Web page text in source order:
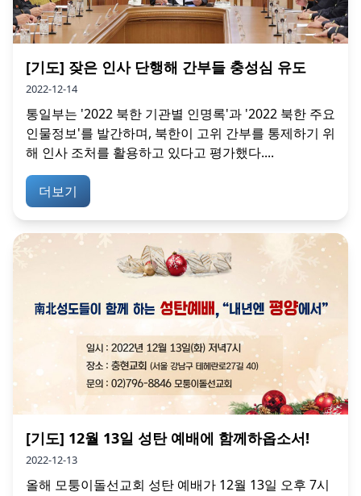
[기도] 잦은 인사 단행해 간부들 충성심 유도
2022-12-14
통일부는 '2022 북한 기관별 인명록'과 '2022 북한 주요
인물정보'를 발간하며, 북한이 고위 간부를 통제하기 위
해 인사 조처를 활용하고 있다고 평가했다....
더보기
[기도] 12월 13일 성탄 예배에 함께하옵소서!
2022-12-13
올해 모퉁이돌선교회 성탄 예배가 12월 13일 오후 7시